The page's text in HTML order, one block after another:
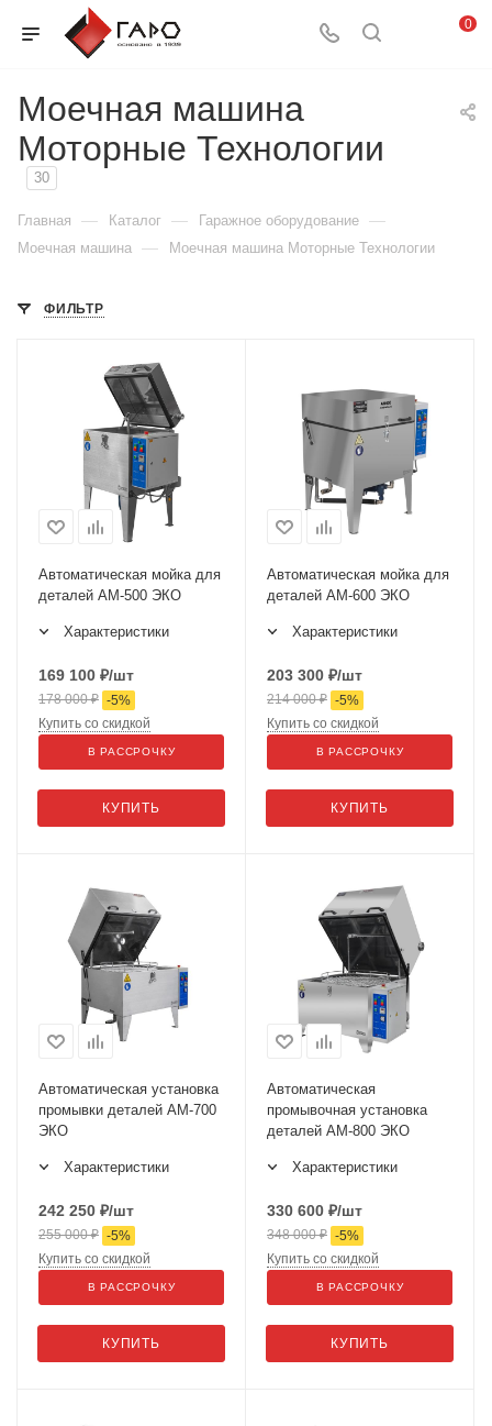
0
Моечная машина
Моторные Технологии
30
Главная — Каталог — Гаражное оборудование —
Моечная машина — Моечная машина Моторные Технологии
ФИЛЬТР
Автоматическая мойка для
деталей АМ-500 ЭКО
Характеристики
169 100 ₽/шт
178 000₽ -5%
КУПИТЬ
Купить со скидкой
В РАССРОЧКУ
Автоматическая мойка для
деталей АМ-600 ЭКО
Характеристики
203 300 ₽/шт
214 000₽ -5%
КУПИТЬ
Купить со скидкой
В РАССРОЧКУ
Автоматическая установка
промывки деталей АМ-700
ЭКО
Характеристики
242 250 ₽/шт
255 000₽ -5%
КУПИТЬ
Купить со скидкой
В РАССРОЧКУ
Автоматическая
промывочная установка
деталей АМ-800 ЭКО
Характеристики
330 600 ₽/шт
348 000₽ -5%
КУПИТЬ
Купить со скидкой
В РАССРОЧКУ